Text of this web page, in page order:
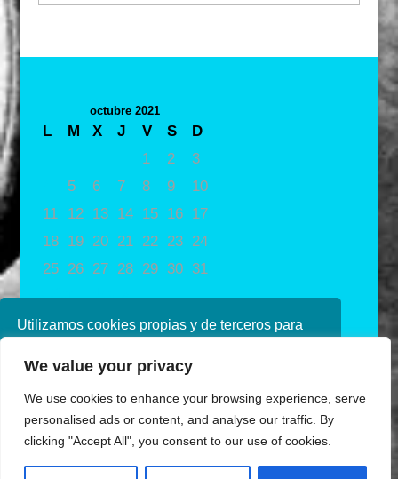
Utilizamos cookies propias y de terceros para
navegando, consideramos que acepta su uso.
política de cookies consulte nuestra
Política de
privacidad
We value your privacy
We use cookies to enhance your browsing experience, serve
personalised ads or content, and analyse our traffic. By
clicking "Accept All", you consent to our use of cookies.
octubre 2021
L M X J V S
D
1
2
3
5 6 7 8 9
10
11
12 13 14 15 16
17
18
19 20 21 22 23
24
25
26 27 28 29 30 31
« Sep
Nov »